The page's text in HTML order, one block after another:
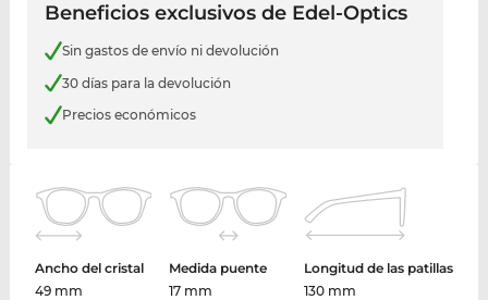
Beneficios exclusivos de Edel-Optics
Sin gastos de envío ni devolución
30 días para la devolución
Precios económicos
Ancho del cristal
49 mm
Medida puente
17 mm
Longitud de las patillas
130 mm